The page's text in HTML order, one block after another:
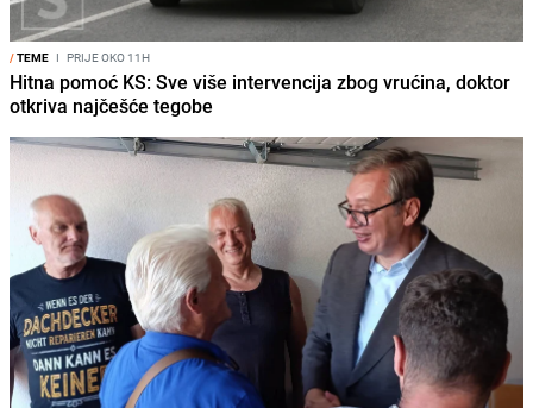
/TEME I PRIJE OKO 11H
Hitna pomoć KS: Sve više intervencija zbog vrućina, doktor
otkriva najčešće tegobe